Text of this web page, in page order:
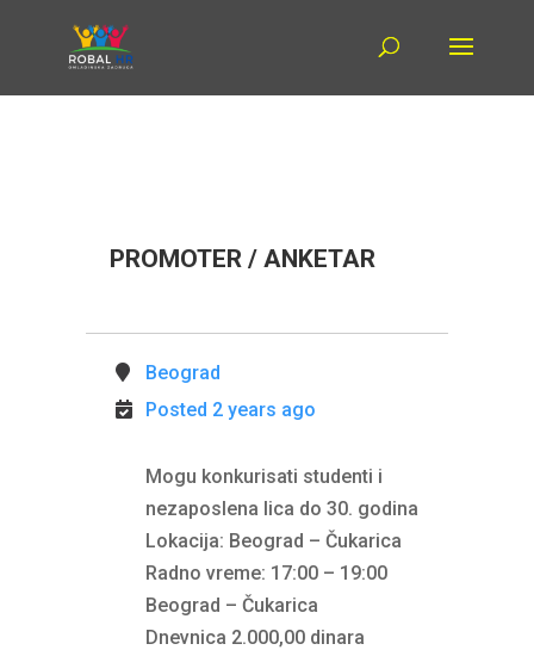
PROMOTER / ANKETAR
Beograd
Posted 2 years ago
Mogu konkurisati studenti i
nezaposlena lica do 30. godina
Lokacija: Beograd – Čukarica
Radno vreme: 17:00 – 19:00
Beograd – Čukarica
Dnevnica 2.000,00 dinara